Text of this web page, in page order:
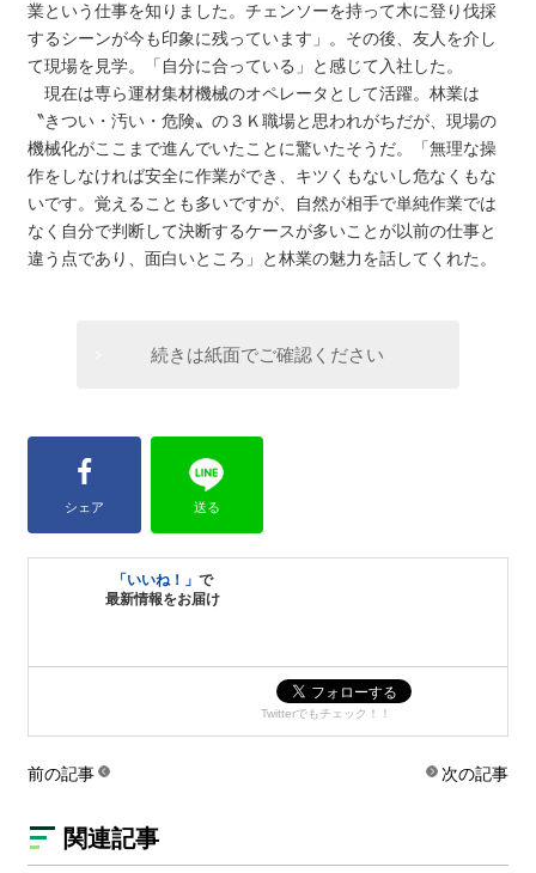
業という仕事を知りました。チェンソーを持って木に登り伐採
するシーンが今も印象に残っています」。その後、友人を介し
て現場を見学。「自分に合っている」と感じて入社した。
現在は専ら運材集材機械のオペレータとして活躍。林業は
〝きつい・汚い・危険〟の３Ｋ職場と思われがちだが、現場の
機械化がここまで進んでいたことに驚いたそうだ。「無理な操
作をしなければ安全に作業ができ、キツくもないし危なくもな
いです。覚えることも多いですが、自然が相手で単純作業では
なく自分で判断して決断するケースが多いことが以前の仕事と
違う点であり、面白いところ」と林業の魅力を話してくれた。
続きは紙面でご確認ください
シェア 送る
「いいね！」で
最新情報をお届け
Twitterでもチェック！！
前の記事 次の記事
関連記事